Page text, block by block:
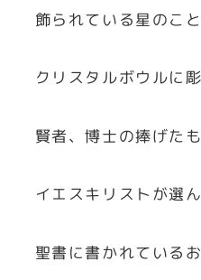
飾られている星のこと
クリスタルボウルに
賢者、博士の捧げた
イエスキリストが選
聖書に書かれている